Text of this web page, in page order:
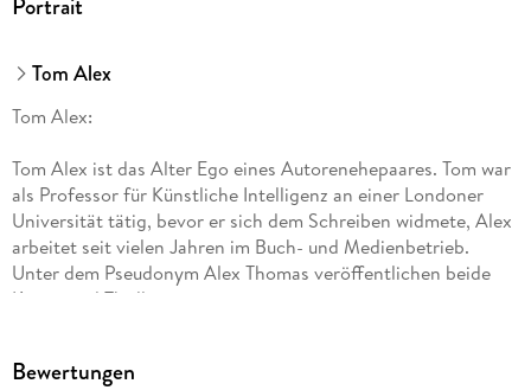
Tom Alex
Tom Alex:
Tom Alex ist das Alter Ego eines Autorenehepaares. Tom war
als Professor für Künstliche Intelligenz an einer Londoner
Universität tätig, bevor er sich dem Schreiben widmete, Alex
arbeitet seit vielen Jahren im Buch- und Medienbetrieb.
Unter dem Pseudonym Alex Thomas veröffentlichen beide
Krimis und Thriller.
Bewertungen